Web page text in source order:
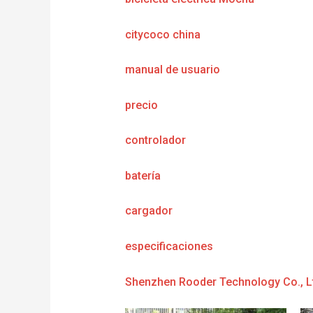
citycoco china
manual de usuario
precio
controlador
batería
cargador
especificaciones
Shenzhen Rooder Technology Co.,